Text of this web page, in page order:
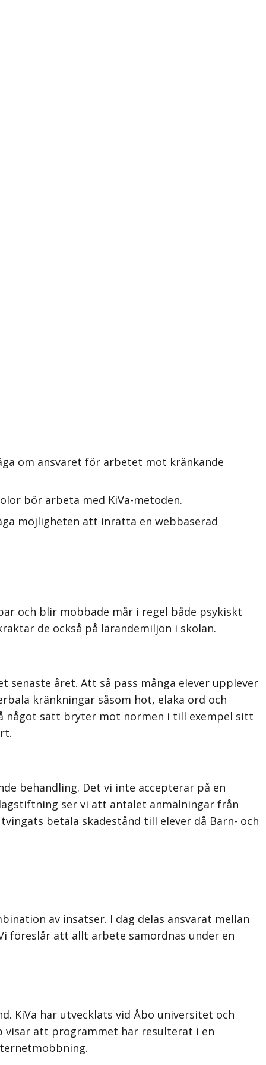
om ansvaret för arbetet mot kränkande
bör arbeta med KiVa-metoden.
möjligheten att inrätta en webbaserad
och blir mobbade mår i regel både psykiskt
de också på lärandemiljön i skolan.
året. Att så pass många elever upplever
kränkningar såsom hot, elaka ord och
något sätt bryter mot normen i till exempel sitt
behandling. Det vi inte accepterar på en
ser vi att antalet anmälningar från
betala skadestånd till elever då Barn- och
av insatser. I dag delas ansvarat mellan
föreslår att allt arbete samordnas under en
KiVa har utvecklats vid Åbo universitet och
visar att programmet har resulterat i en